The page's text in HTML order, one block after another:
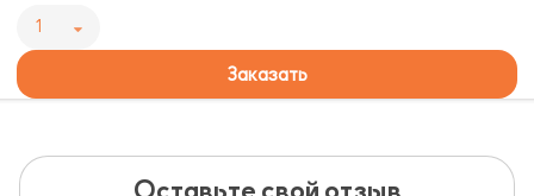
1
Заказать